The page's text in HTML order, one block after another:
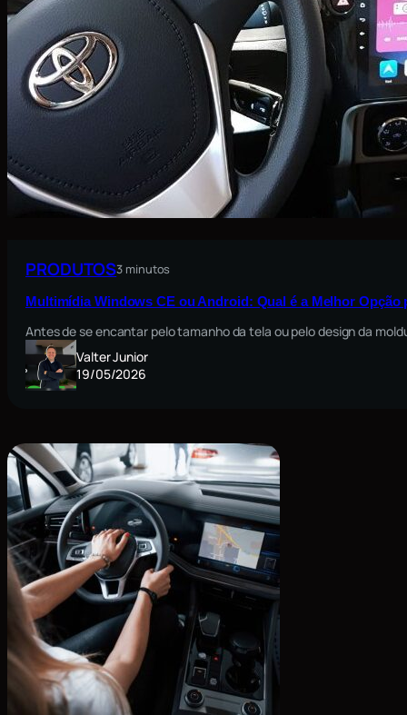
PRODUTOS3 minutos
Multimídia Windows CE ou Android: Qual é a Melhor Opção
Antes de se encantar pelo tamanho da tela ou pelo design da
Valter Junior
19/05/2026